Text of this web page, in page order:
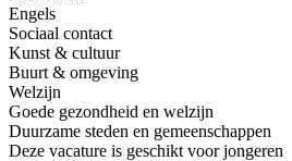
Engels
Sociaal contact
Kunst & cultuur
Buurt & omgeving
Welzijn
Goede gezondheid en welzijn
Duurzame steden en gemeenschappen
Deze vacature is geschikt voor jongeren